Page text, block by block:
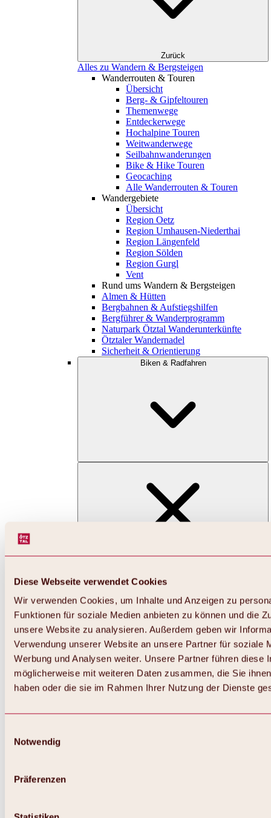
Diese Webseite verwendet Cookies
Wir verwenden Cookies, um Inhalte und Anzeigen zu
Funktionen für soziale Medien anbieten zu können und die
unsere Website zu analysieren. Außerdem geben wir
Verwendung unserer Website an unsere Partner für soziale
Werbung und Analysen weiter. Unsere Partner führen diese
möglicherweise mit weiteren Daten zusammen, die Sie
haben oder die sie im Rahmen Ihrer Nutzung der Dienste
Notwendig
Präferenzen
Zurück
Alles zu Wandern & Bergsteigen
Wanderrouten & Touren
Übersicht
Berg- & Gipfeltouren
Themenwege
Entdeckerwege
Hochalpine Touren
Weitwanderwege
Seilbahnwanderungen
Bike & Hike Touren
Geocaching
Alle Wanderrouten & Touren
Wandergebiete
Übersicht
Region Oetz
Region Umhausen-Niederthai
Region Längenfeld
Region Sölden
Region Gurgl
Vent
Rund ums Wandern & Bergsteigen
Almen & Hütten
Bergbahnen & Aufstiegshilfen
Bergführer & Wanderprogramm
Naturpark Ötztal Wanderunterkünfte
Ötztaler Wandernadel
Sicherheit & Orientierung
Biken & Radfahren